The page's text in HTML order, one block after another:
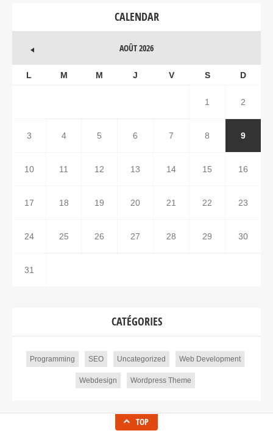
CALENDAR
AOÛT 2026
L M M J V S D
1 2
3 4 5 6 7 8 9
10 11 12 13 14 15 16
17 18 19 20 21 22 23
24 25 26 27 28 29 30
31
CATÉGORIES
Programming SEO Uncategorized Web Development
Webdesign Wordpress Theme
TOP